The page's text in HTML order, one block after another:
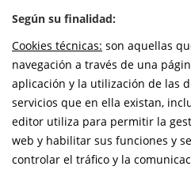
Según su finalidad:
Cookies técnicas: son aquellas
navegación a través de una
aplicación y la utilización de las
servicios que en ella existan,
editor utiliza para permitir la
web y habilitar sus funciones y
controlar el tráfico y la